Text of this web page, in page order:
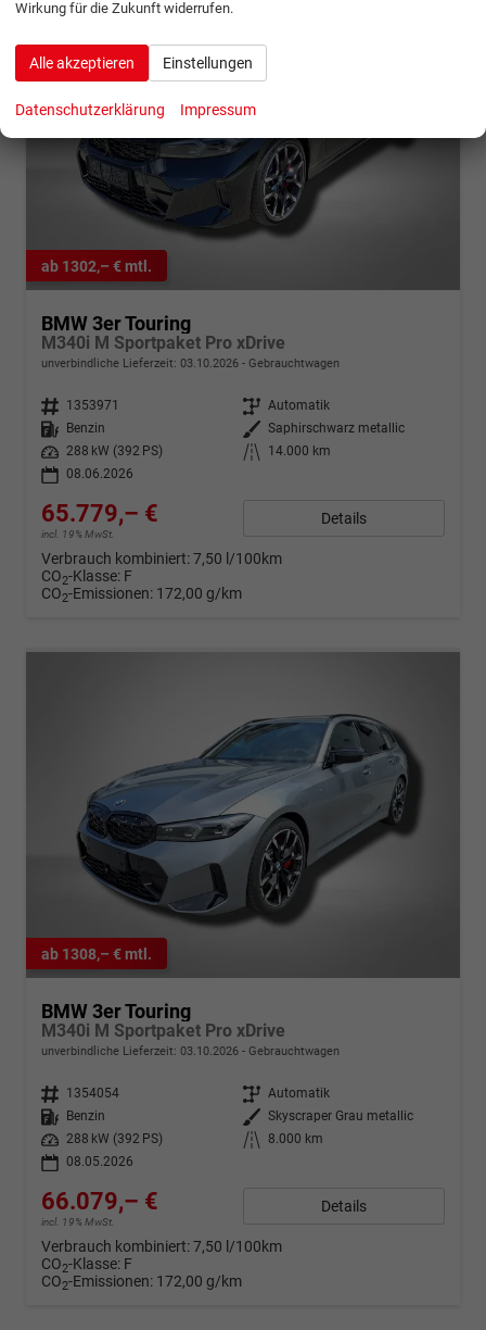
ab 1302,– € mtl.
BMW 3er Touring
M340i M Sportpaket Pro xDrive
unverbindliche Lieferzeit: 03.10.2026 Gebrauchtwagen
Fahrzeugnr. 1353971 Getriebe Automatik
Kraftstoff
Benzin Außenfarbe Saphirschwarz metallic
Leistung
288 kW (392 PS) Kilometerstand
14.000 km
08.06.2026
65.779,– €
incl. 19% MwSt.
Details
Verbrauch kombiniert:7,50 l/100km
CO2-Klasse: F
CO2-Emissionen: 172,00 g/km
ab 1308,– € mtl.
BMW 3er Touring
M340i M Sportpaket Pro xDrive
unverbindliche Lieferzeit: 03.10.2026 Gebrauchtwagen
Fahrzeugnr. 1354054 Getriebe Automatik
Kraftstoff
Benzin Außenfarbe Skyscraper Grau metallic
Leistung
288 kW (392 PS) Kilometerstand
8.000 km
08.05.2026
66.079,– €
incl. 19% MwSt.
Details
Verbrauch kombiniert:7,50 l/100km
CO2-Klasse: F
CO2-Emissionen: 172,00 g/km
Wirkung für die Zukunft widerrufen.
Alle akzeptieren Einstellungen
Datenschutzerklärung Impressum